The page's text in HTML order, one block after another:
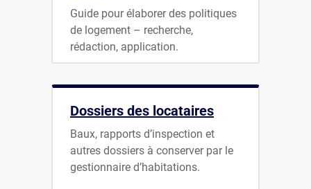
Guide pour élaborer des politiques
de logement – recherche,
rédaction, application.
Dossiers des locataires
Baux, rapports d’inspection et
autres dossiers à conserver par le
gestionnaire d’habitations.